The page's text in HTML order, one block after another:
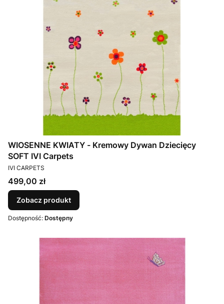
WIOSENNE KWIATY - Kremowy Dywan Dziecięcy
SOFT IVI Carpets
PRODUCENT
IVI CARPETS
Cena
499,00 zł
Zobacz produkt
Dostępność: Dostępny